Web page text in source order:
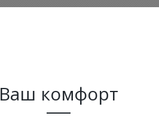
Ваш комфорт